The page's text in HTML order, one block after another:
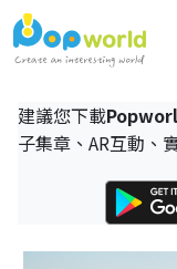
建議您下載
子集章、AR互動、